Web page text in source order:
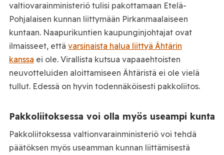
valtiovarainministeriö tulisi pakottamaan Etelä-
Pohjalaisen kunnan liittymään Pirkanmaalaiseen
kuntaan. Naapurikuntien kaupunginjohtajat ovat
ilmaisseet, että varsinaista halua liittyä Ähtärin
kanssa ei ole. Virallista kutsua vapaaehtoisten
neuvotteluiden aloittamiseen Ähtäristä ei ole vielä
tullut. Edessä on hyvin todennäköisesti pakkoliitos.
Pakkoliitoksessa voi olla myös useampi kunta
Pakkoliitoksessa valtionvarainministeriö voi tehdä
päätöksen myös useamman kunnan liittämisestä